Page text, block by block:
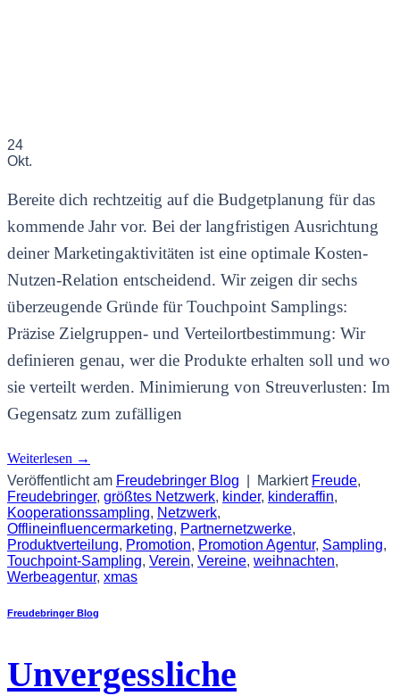
24
Okt.
Bereite dich rechtzeitig auf die Budgetplanung für das
kommende Jahr vor. Bei der langfristigen Ausrichtung
deiner Marketingaktivitäten ist eine optimale Kosten-
Nutzen-Relation entscheidend. Wir zeigen dir sechs
überzeugende Gründe für Touchpoint Samplings:
Präzise Zielgruppen- und Verteilortbestimmung: Wir
definieren genau, wer die Produkte erhalten soll und wo
sie verteilt werden. Minimierung von Streuverlusten: Im
Gegensatz zum zufälligen
Weiterlesen →
Veröffentlicht am Freudebringer Blog Markiert Freude,
Freudebringer, größtes Netzwerk, kinder, kinderaffin,
Kooperationssampling, Netzwerk,
Offlineinfluencermarketing, Partnernetzwerke,
Produktverteilung, Promotion, Promotion Agentur, Sampling,
Touchpoint-Sampling, Verein, Vereine, weihnachten,
Werbeagentur, xmas
Freudebringer Blog
Unvergessliche